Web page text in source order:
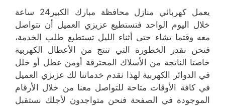
يعمل كهربائي منازل محافظة مبارك الكبير24 ساعة
خلال اليوم الواحد فتستطيع عزيزي العميل أن تتواصل
معه وقتما تشاء حتى أثناء الليل تستطيع طلب الخدمة،
فنحن نقدر الخطورة التي تنتج من الأعطال الكهربية
خاصتا الناتجة من الأسلاك المحترقة أومن عطل أو خلل
في الدوائر الكهربية لهذا نقدم خدماتنا لك عزيزي العميل
في كافة الأوقات متاحة للتواصل معنا من خلال الأرقام
الموجودة في الصفحة فنحن متواجدون لأجلك نستقبل